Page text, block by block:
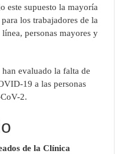
este supuesto la mayoría
los trabajadores de la
personas mayores y
evaluado la falta de
19 a las personas
2.
de la Clínica